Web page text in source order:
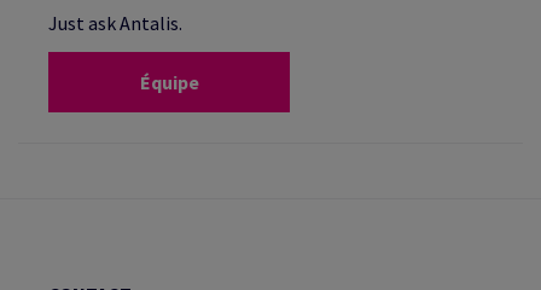
Just ask Antalis.
Équipe